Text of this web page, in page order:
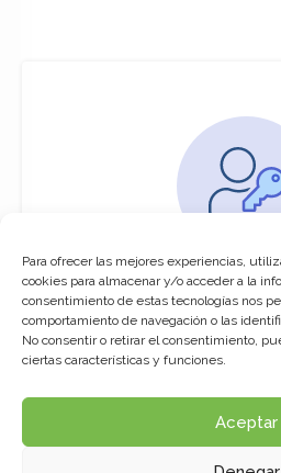
Para ofrecer las mejores experiencias,
cookies para almacenar y/o acceder a la
consentimiento de estas tecnologías nos
comportamiento de navegación o las
No consentir o retirar el consentimiento,
ciertas características y funciones.
Aceptar
You must be logged
course
This course is only
Click here